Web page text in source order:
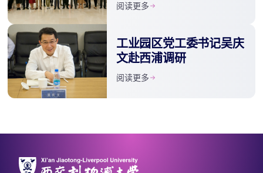
阅读更多
工业园区党工委书记吴庆
文赴西浦调研
阅读更多